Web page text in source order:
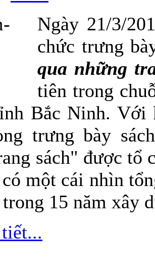
Ngày 21/3/
chức trưng
qua những
tiên trong
Bắc Ninh. Với
trưng bày
sách" được tổ
một cái nhìn
15 năm xây